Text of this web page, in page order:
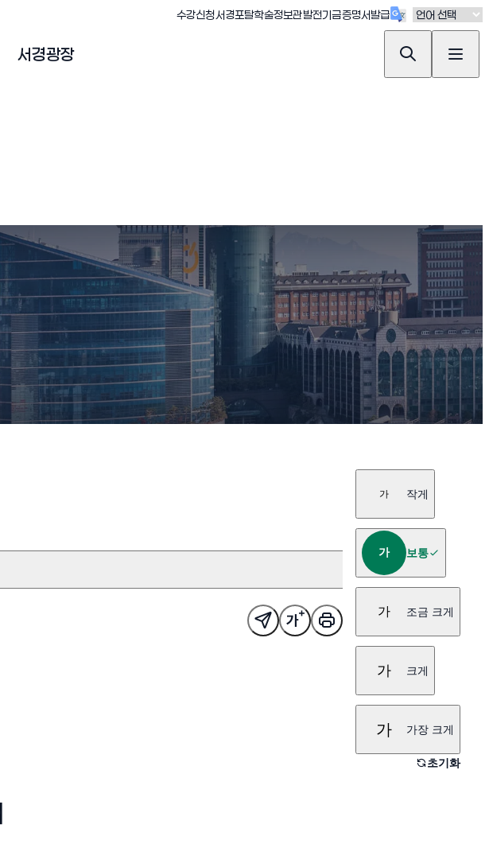
수강신청(새창 열림)
서경포탈(새창 열림)
학술정보관(새창 열림)
발전기금(새창 열림)
증명서발급(새창 열림)
서경광장
가 작게
가 보통
가 조금 크게
가 크게
가 가장 크게
초기화